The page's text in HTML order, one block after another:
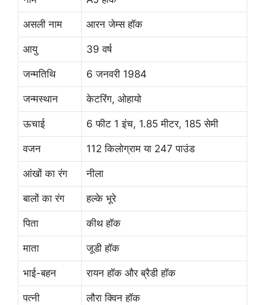
असली नाम आरन जेम्स हॉक
आयु 39 वर्ष
जन्मतिथि 6 जनवरी 1984
जन्मस्थान केटरिंग, ओहायो
ऊचाई 6 फीट 1 इंच, 1.85 मीटर, 185 सेमी
वजन 112 किलोग्राम या 247 पाउंड
आंखों का रंग नीला
बालों का रंग हल्के भूरे
पिता कीथ हॉक
माता जूडी हॉक
भाई-बहन रायन हॉक और ब्रैडी हॉक
पत्नी लौरा क्विन हॉक